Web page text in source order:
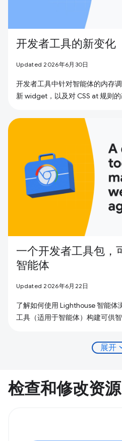
开发者工具的新变化
Updated 2026年6月30日
开发者工具中针对智能体的内存
新 widget，以及对 CSS at 规则的
一个开发者工具包，
智能体
Updated 2026年6月22日
了解如何使用 Lighthouse 智能体
工具（适用于智能体）构建可供智
展开
检查和修改资源